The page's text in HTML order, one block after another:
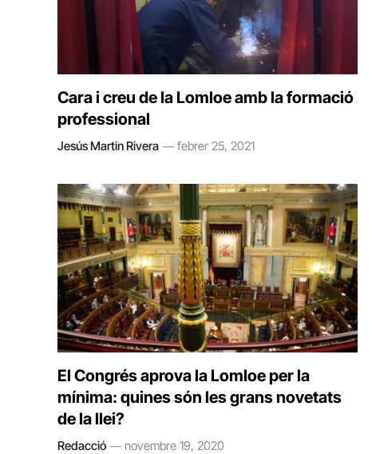
Cara i creu de la Lomloe amb la formació
professional
Jesús Martin Rivera febrer 25, 2021
El Congrés aprova la Lomloe per la
mínima: quines són les grans novetats
de la llei?
Redacció novembre 19, 2020